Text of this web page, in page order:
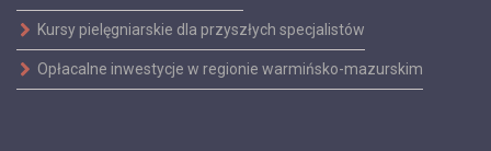
Kursy pielęgniarskie dla przyszłych specjalistów
Opłacalne inwestycje w regionie warmińsko-mazurskim